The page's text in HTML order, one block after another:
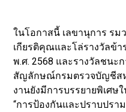
ในโอกาสนี้ เลขานุการ รม
เกียรติคุณและโล่รางวัลข้า
พ.ศ. 2568 และรางวัลชนะ
สัญลักษณ์กรมตรวจบัญชีส
งานยังมีการบรรยายพิเศษ
“การป้องกันและปราบปรา